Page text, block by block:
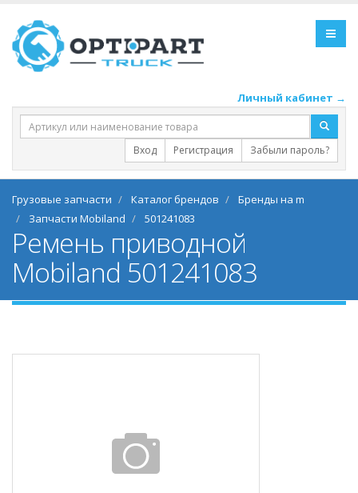
Личный кабинет →
Вход Регистрация Забыли пароль?
Грузовые запчасти Каталог брендов
Бренды на m
Запчасти Mobiland
501241083
Ремень приводной
Mobiland 501241083